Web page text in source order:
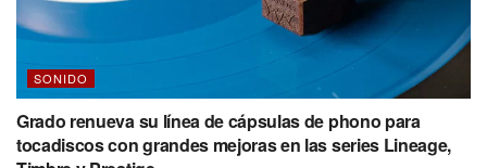
SONIDO
Grado renueva su línea de cápsulas de phono para
tocadiscos con grandes mejoras en las series Lineage,